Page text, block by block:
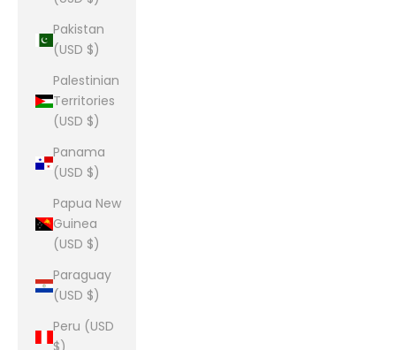
Pakistan
(USD $)
Palestinian
Territories
(USD $)
Panama
(USD $)
Papua New
Guinea
(USD $)
Paraguay
(USD $)
Peru (USD